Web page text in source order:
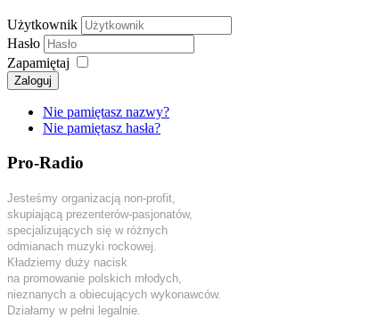
Użytkownik
Hasło
Zapamiętaj
Zaloguj
Nie pamiętasz nazwy?
Nie pamiętasz hasła?
Pro-Radio
Jesteśmy organizacją non-profit,
skupiającą prezenterów-pasjonatów,
specjalizujących się w różnych
odmianach muzyki rockowej.
Kładziemy duży nacisk
na promowanie polskich młodych,
nieznanych a obiecujących wykonawców.
Działamy w pełni legalnie.